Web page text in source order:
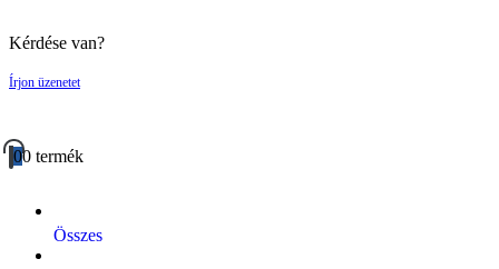
Kérdése van?
Írjon üzenetet
00 termék
Összes